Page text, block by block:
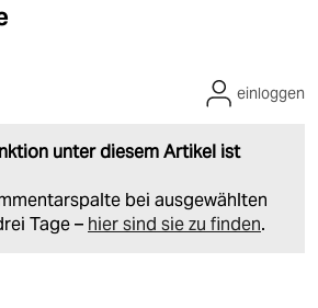
unter diesem Artikel ist
bei ausgewählten
Tage – hier sind sie zu finden.
einloggen